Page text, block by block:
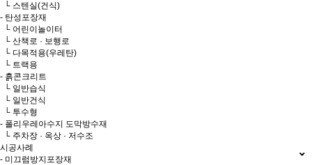
└ 스텐실(건식)
- 탄성포장재
└ 어린이놀이터
└ 산책로 · 보행로
└ 다목적용(우레탄)
└ 트랙용
- 흙콘크리트
└ 일반습식
└ 일반건식
└ 투수형
- 폴리우레아수지 도막방수재
└ 주차장 · 옥상 · 저수조
시공사례
- 미끄럼방지포장재